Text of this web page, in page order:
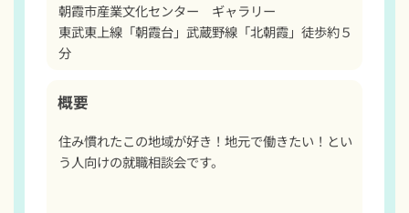
朝霞市産業文化センター　ギャラリー
東武東上線「朝霞台」武蔵野線「北朝霞」徒歩約５
分
概要
住み慣れたこの地域が好き！地元で働きたい！とい
う人向けの就職相談会です。